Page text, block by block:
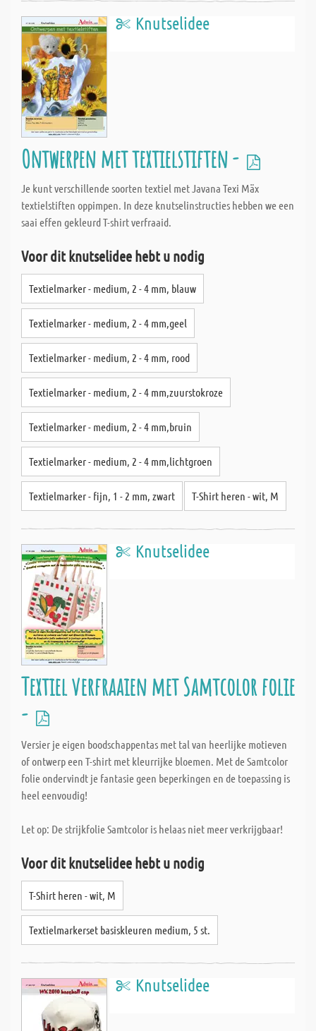
Knutselidee
Ontwerpen met textielstiften -
Je kunt verschillende soorten textiel met Javana Texi Mäx
textielstiften oppimpen. In deze knutselinstructies hebben we een
saai effen gekleurd T-shirt verfraaid.
Voor dit knutselidee hebt u nodig
Textielmarker - medium, 2 - 4 mm, blauw
Textielmarker - medium, 2 - 4 mm,geel
Textielmarker - medium, 2 - 4 mm, rood
Textielmarker - medium, 2 - 4 mm,zuurstokroze
Textielmarker - medium, 2 - 4 mm,bruin
Textielmarker - medium, 2 - 4 mm,lichtgroen
Textielmarker - fijn, 1 - 2 mm, zwart T-Shirt heren - wit, M
Knutselidee
Textiel verfraaien met Samtcolor folie
-
Versier je eigen boodschappentas met tal van heerlijke motieven
of ontwerp een T-shirt met kleurrijke bloemen. Met de Samtcolor
folie ondervindt je fantasie geen beperkingen en de toepassing is
heel eenvoudig!
Let op: De strijkfolie Samtcolor is helaas niet meer verkrijgbaar!
Voor dit knutselidee hebt u nodig
T-Shirt heren - wit, M
Textielmarkerset basiskleuren medium, 5 st.
Knutselidee